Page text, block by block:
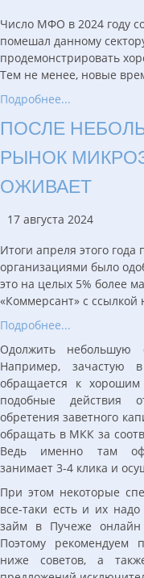
Число МФО в 2024 году
помешал данному
продемонстрировать
Тем не менее, новые
Подробнее...
ПОСЛЕ
РЫНОК
ОЖИВАЕТ
17 августа 2024
Итоги апреля этого
организациями было
это на целых 5% более
«Коммерсант» с
Подробнее...
Одолжить небольшую
Например, зачастую
обращается к
подобные действия
обретения заветного
обращать в МКК за
Ведь именно там
занимает 3-4 клика и
При этом некоторые
все-таки есть и их
займ в Пучеже онлайн
Поэтому рекомендуем
ниже советов, а